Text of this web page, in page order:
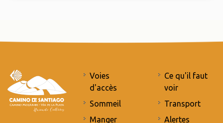
Voies
d'accès
Sommeil
Manger
Ce qu'il faut
voir
Transport
Alertes